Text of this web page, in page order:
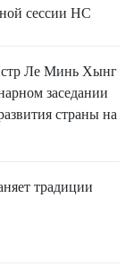
сессии НС
Ле Минь Хынг
заседании
страны на
традиции